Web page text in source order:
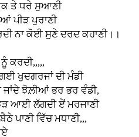
ਤੇ ਧਰੇ ਸੁਆਣੀ
ਪੀੜ ਪੁਰਾਣੀ
ਨਾ ਕੋਈ ਸੁਣੇ ਦਰਦ ਕਹਾਣੀ।।
ਖੁਦਗਰਜਾਂ ਦੀ ਮੰਡੀ
ਜਾਂਦੇ ਝੋਲ਼ੀਆਂ ਭਰ ਭਰ ਵੰਡੀ,
ਆਈ ਲੱਗਦੀ ਏਂ ਮਰਜਾਣੀ
ਪਾਣੀ ਵਿੱਚ ਮਧਾਣੀ,,,